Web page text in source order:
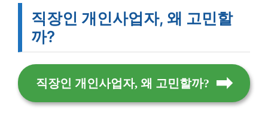
직장인 개인사업자, 왜 고민할
까?
직장인 개인사업자, 왜 고민할까?